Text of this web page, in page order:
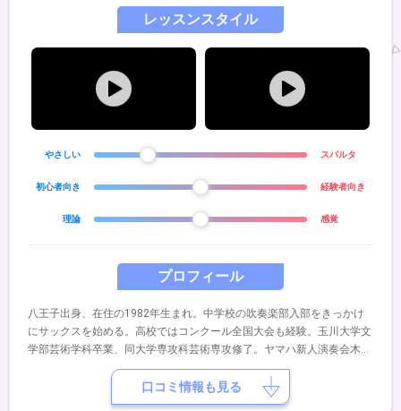
プロフィール
八王子出身、在住の1982年生まれ。中学校の吹奏楽部入部をきっかけ
にサックスを始める。高校ではコンクール全国大会も経験。玉川大学文
学部芸術学科卒業、同大学専攻科芸術専攻修了。ヤマハ新人演奏会木管
の部に出演。大学在学中、中学校高校の吹奏楽部指導を展開。特にアン
サンブル指導や、ポップス分野の演出指導に貢献。プライベートレッス
ンでは、光浦靖子氏のサックス指導も行なっている。同時期にバンドの
レッスンスタイル
やさしい スパルタ
初心者向き 経験者向き
理論 感覚
口コミ情報も見る